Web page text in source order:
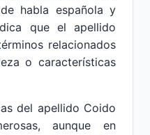
habla española y
que el apellido
relacionados
o características
del apellido Coido
aunque en